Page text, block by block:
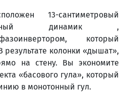
13-сантиметровый
динамик ,
который
результате колонки «дышат»,
на стену. Вы экономите
«басового гула», который
в монотонный гул.